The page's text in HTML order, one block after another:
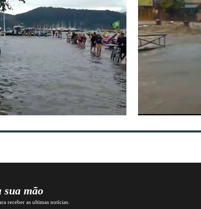
mão
receber as ultimas notícias.